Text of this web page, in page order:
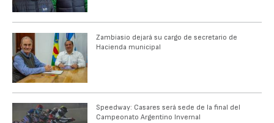
Zambiasio dejará su cargo de secretario de
Hacienda municipal
Speedway: Casares será sede de la final del
Campeonato Argentino Invernal